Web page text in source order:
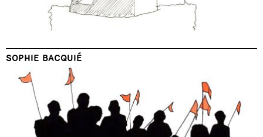
SOPHIE BACQUIÉ